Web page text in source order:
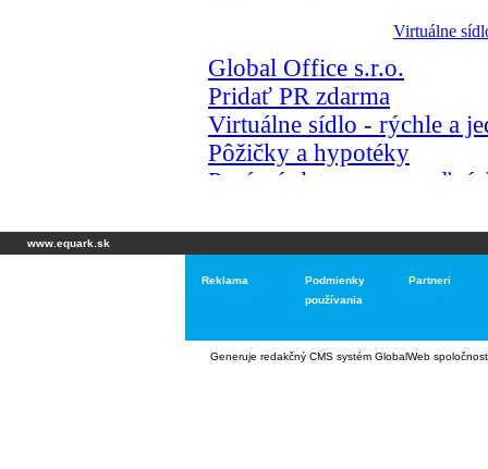
www.equark.sk
Reklama
Podmienky
používania
Partneri
Generuje redakčný CMS systém GlobalWeb